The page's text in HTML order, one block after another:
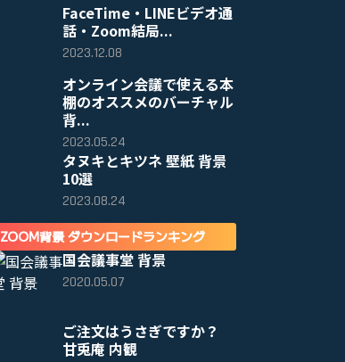
FaceTime・LINEビデオ通
話・Zoom結局...
2023.12.08
オンライン会議で使える本
棚のオススメのバーチャル
背...
2023.05.24
タヌキとキツネ 壁紙 背景
10選
2023.08.24
ZOOM背景 ダウンロードランキング
国会議事堂 背景
2020.05.07
ご注文はうさぎですか？
甘兎庵 内観